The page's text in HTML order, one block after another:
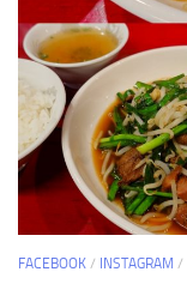
FACEBOOK / INSTAGRAM /